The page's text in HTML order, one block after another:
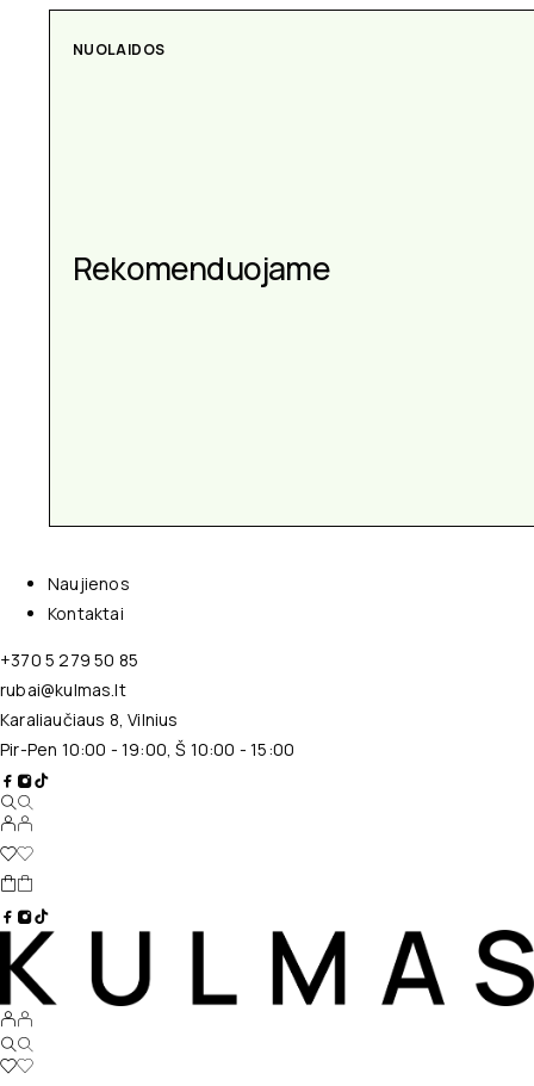
AKSESUARAI
Aksesuarai kiekvienai
progai
Naujienos
Kontaktai
+370 5 279 50 85
rubai@kulmas.lt
Karaliaučiaus 8, Vilnius
Pir-Pen 10:00 - 19:00, Š 10:00 - 15:00